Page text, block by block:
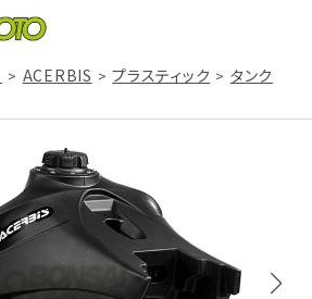
ACERBIS プラスティック
タンク